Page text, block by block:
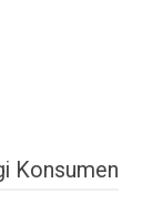
Konsumen